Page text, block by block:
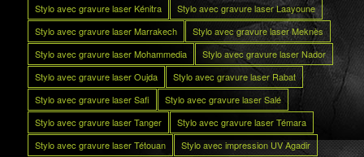
Stylo avec gravure laser Kénitra
Stylo avec gravure laser Laayoune
Stylo avec gravure laser Marrakech
Stylo avec gravure laser Meknès
Stylo avec gravure laser Mohammedia
Stylo avec gravure laser Nador
Stylo avec gravure laser Oujda
Stylo avec gravure laser Rabat
Stylo avec gravure laser Safi
Stylo avec gravure laser Salé
Stylo avec gravure laser Tanger
Stylo avec gravure laser Témara
Stylo avec gravure laser Tétouan
Stylo avec impression UV Agadir